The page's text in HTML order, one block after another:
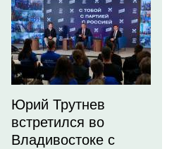
Юрий Трутнев
встретился во
Владивостоке с